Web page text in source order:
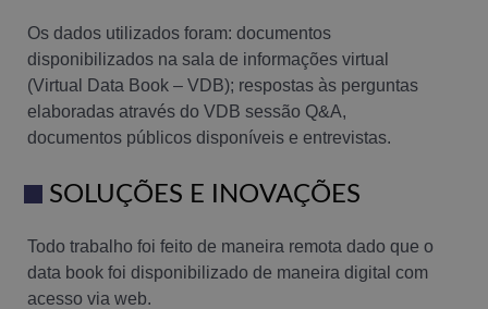
Os dados utilizados foram: documentos
disponibilizados na sala de informações virtual
(Virtual Data Book – VDB); respostas às perguntas
elaboradas através do VDB sessão Q&A,
documentos públicos disponíveis e entrevistas.
SOLUÇÕES E INOVAÇÕES
Todo trabalho foi feito de maneira remota dado que o
data book foi disponibilizado de maneira digital com
acesso via web.